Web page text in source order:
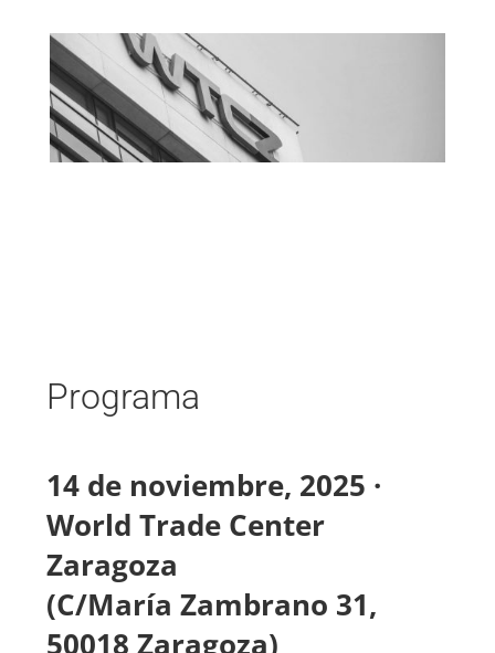
Programa
14 de noviembre, 2025 ·
World Trade Center
Zaragoza
(C/María Zambrano 31,
50018 Zaragoza)